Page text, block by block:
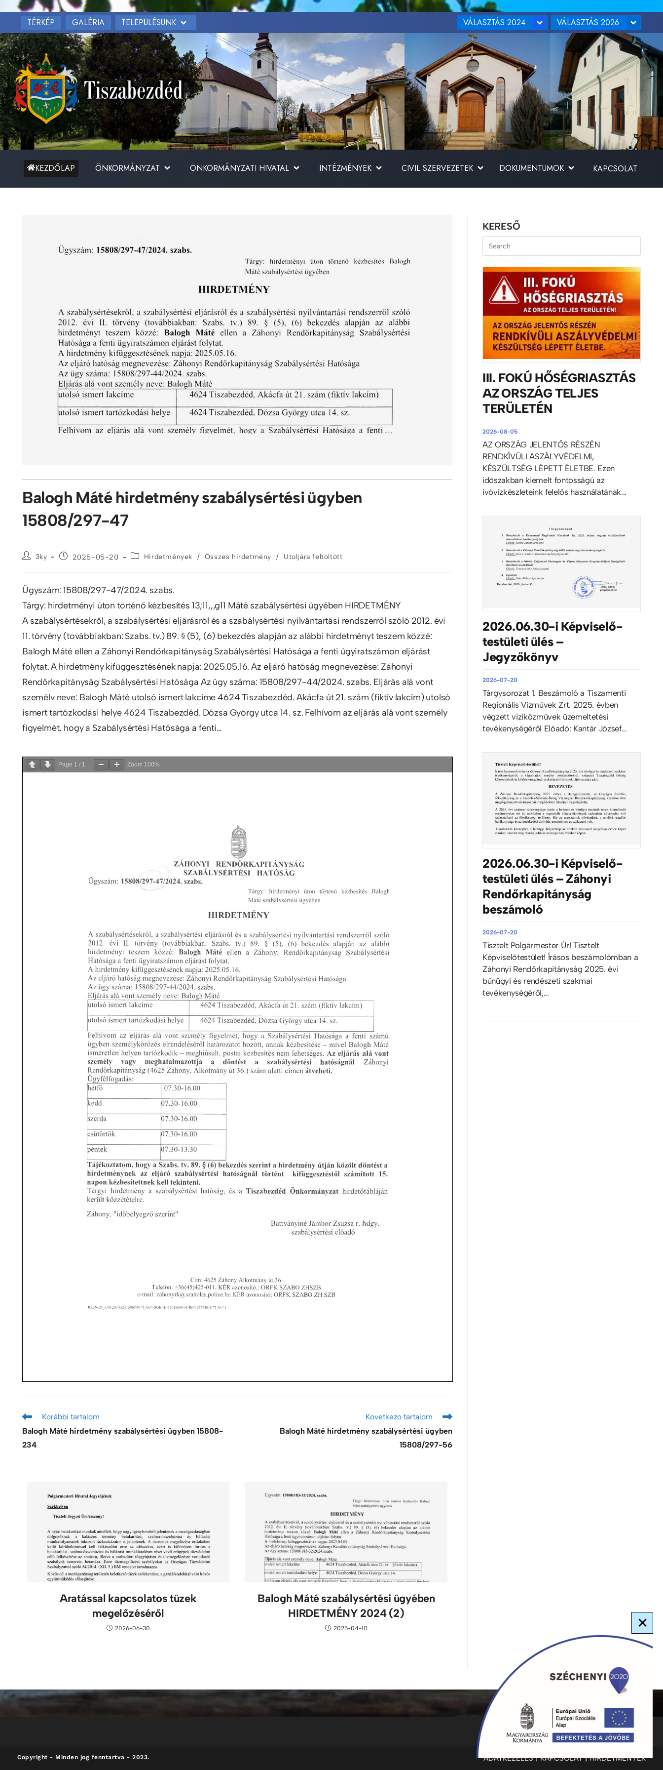
TÉRKÉP GALÉRIA TELEPÜLÉSÜNK VÁLASZTÁS 2024 VÁLASZTÁS 2026
KEZDŐLAP ÖNKORMÁNYZAT ÖNKORMÁNYZATI HIVATAL INTÉZMÉNYEK CIVIL SZERVEZETEK DOKUMENTUMOK KAPCSOLAT
Balogh Máté hirdetmény szabálysértési ügyben
15808/297-47
3ky 2025-05-20 Hirdetmények / Összes hirdetmény / Utoljára feltöltött
Ügyszám: 15808/297-47/2024. szabs.
Tárgy: hirdetményi úton történő kézbesítés 13;11,,,g11 Máté szabálysértési ügyében HIRDETMÉNY
A szabálysértésekről, a szabálysértési eljárásról és a szabálysértési nyilvántartási rendszerről szóló 2012. évi
11. törvény (továbbiakban: Szabs. tv.) 89. § (5), (6) bekezdés alapján az alábbi hirdetményt teszem közzé:
Balogh Máté ellen a Záhonyi Rendőrkapitányság Szabálysértési Hatósága a fenti ügyiratszámon eljárást
folytat. A hirdetmény kifüggesztésének napja: 2025.05.16. Az eljáró hatóság megnevezése: Záhonyi
Rendőrkapitányság Szabálysértési Hatósága Az ügy száma: 15808/297-44/2024. szabs. Eljárás alá vont
személv neve: Balogh Máté utolsó ismert lakcíme 4624 Tiszabezdéd. Akácfa út 21. szám (fiktív lakcím) utolsó
ismert tartózkodási helye 4624 Tiszabezdéd. Dózsa György utca 14. sz. Felhívom az eljárás alá vont személy
figyelmét, hogy a Szabálysértési Hatósága a fenti…
Page 1 / 1 Zoom 100%
Korábbi tartalom
Balogh Máté hirdetmény szabálysértési ügyben 15808-
234
Kovetkezo tartalom
Balogh Máté hirdetmény szabálysértési ügyben
15808/297-56
Aratással kapcsolatos tüzek
megelőzéséről
2026-06-30
Balogh Máté szabálysértési ügyében
HIRDETMÉNY 2024 (2)
2025-04-10
KERESŐ
III. FOKÚ HŐSÉGRIASZTÁS
AZ ORSZÁG TELJES
TERÜLETÉN
2026-08-05
AZ ORSZÁG JELENTŐS RÉSZÉN
RENDKÍVÜLI ASZÁLYVÉDELMI,
KÉSZÜLTSÉG LÉPETT ÉLETBE. Ezen
időszakban kiemelt fontosságú az
ivóvízkészleteink felelős használatának...
2026.06.30-i Képviselő-
testületi ülés –
Jegyzőkönyv
2026-07-20
Tárgysorozat 1. Beszámoló a Tiszamenti
Regionális Vízművek Zrt. 2025. évben
végzett viziközművek üzemeltetési
tevékenységéről Előadó: Kantár József...
2026.06.30-i Képviselő-
testületi ülés – Záhonyi
Rendőrkapitányság
beszámoló
2026-07-20
Tisztelt Polgármester Úr! Tisztelt
Képviselőtestület! Írásos beszámolómban a
Záhonyi Rendőrkapitányság 2025. évi
bűnügyi és rendészeti szakmai
tevékenységéről,...
ADATKEZELÉS KAPCSOLAT HIRDETMÉNYEK
Copyright - Minden jog fenntartva - 2023.
×